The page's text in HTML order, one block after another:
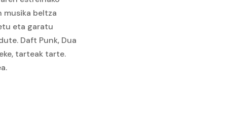
musika beltza
eta garatu
Daft Punk, Dua
tarteak tarte.